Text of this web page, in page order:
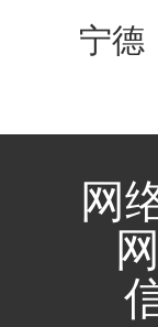
宁德
网